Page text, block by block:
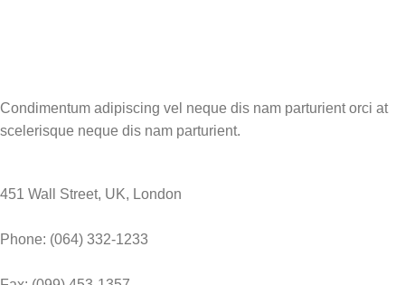
Condimentum adipiscing vel neque dis nam parturient orci at
scelerisque neque dis nam parturient.
451 Wall Street, UK, London
Phone: (064) 332-1233